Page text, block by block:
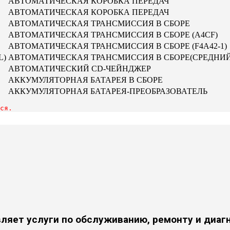
АВТОМАТИЧЕСКАЯ КОРОБКА ПЕРЕДАЧ
АВТОМАТИЧЕСКАЯ ТРАНСМИССИЯ В СБОРЕ
АВТОМАТИЧЕСКАЯ ТРАНСМИССИЯ В СБОРЕ (A4CF)
АВТОМАТИЧЕСКАЯ ТРАНСМИССИЯ В СБОРЕ (F4A42-1)
АВТОМАТИЧЕСКАЯ ТРАНСМИССИЯ В
АВТОМАТИЧЕСКИЙ CD-ЧЕЙНДЖЕР
АККУМУЛЯТОРНАЯ БАТАРЕЯ В СБОРЕ
АККУМУЛЯТОРНАЯ БАТАРЕЯ-ПРЕОБРАЗОВАТЕЛЬ
услуги по обслуживанию, ремонту и